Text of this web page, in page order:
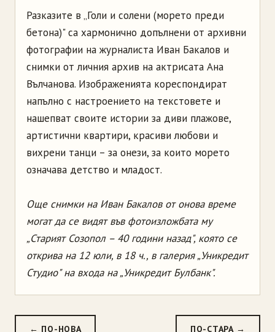
Разказите в „Голи и солени (морето преди
бетона)" са хармонично допълнени от архивни
фотографии на журналиста Иван Бакалов и
снимки от личния архив на актрисата Ана
Вълчанова. Изображенията кореспондират
напълно с настроението на текстовете и
нашепват своите истории за диви плажове,
артистични квартири, красиви любови и
вихрени танци – за онези, за които морето
означава детство и младост.
Още снимки на Иван Бакалов от онова време
могат да се видят във фотоизложбата му
„Старият Созопол – 40 години назад", която се
открива на 12 юли, в 18 ч., в галерия „Уникредит
Студио" на входа на „Уникредит Булбанк".
← ПО-НОВА ПО-СТАРА →